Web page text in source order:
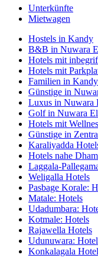
Unterkünfte
Mietwagen
Hostels in Kandy
B&B in Nuwara
Hotels mit
Hotels mit
Familien in Kandy
Günstige in
Luxus in Nuwara
Golf in Nuwara
Hotels mit
Günstige in
Karaliyadda
Hotels nahe
Laggala-
Weligalla Hotels
Pasbage Korale:
Matale: Hotels
Udadumbara:
Kotmale: Hotels
Rajawella Hotels
Udunuwara:
Konkalagala